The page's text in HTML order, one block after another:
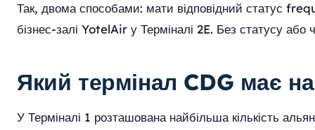
Так, двома способами: мати відповідний статус
бізнес-залі YotelAir у Терміналі 2E. Без статусу
Який термінал CDG має
У Терміналі 1 розташована найбільша кількість